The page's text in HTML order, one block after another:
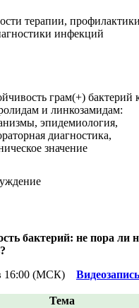
терапии, профилактики
инфекций
грам(+) бактерий
и линкозамидам:
эпидемиология,
диагностика,
значение
бактерий: не пора ли
в 16:00 (МСК)
Тема